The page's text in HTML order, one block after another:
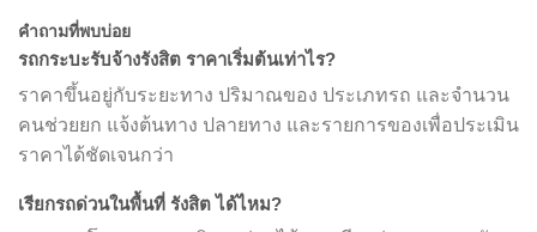
คำถามที่พบบ่อย
รถกระบะรับจ้างรังสิต ราคาเริ่มต้นเท่าไร?
ราคาขึ้นอยู่กับระยะทาง ปริมาณของ ประเภทรถ และจำนวน
คนช่วยยก แจ้งต้นทาง ปลายทาง และรายการของเพื่อประเมิน
ราคาได้ชัดเจนกว่า
เรียกรถด่วนในพื้นที่ รังสิต ได้ไหม?